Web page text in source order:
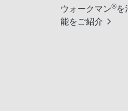
ウォークマン®を
能をご紹介